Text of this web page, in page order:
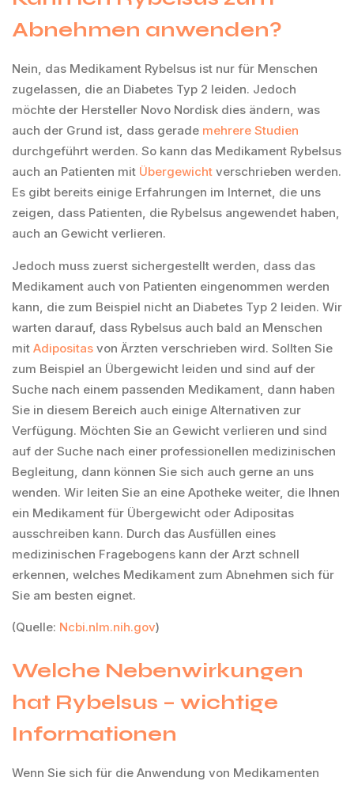
Abnehmen anwenden?
Nein, das Medikament Rybelsus ist nur für Menschen
zugelassen, die an Diabetes Typ 2 leiden. Jedoch
möchte der Hersteller Novo Nordisk dies ändern, was
auch der Grund ist, dass gerade mehrere Studien
durchgeführt werden. So kann das Medikament Rybelsus
auch an Patienten mit Übergewicht verschrieben werden.
Es gibt bereits einige Erfahrungen im Internet, die uns
zeigen, dass Patienten, die Rybelsus angewendet haben,
auch an Gewicht verlieren.
Jedoch muss zuerst sichergestellt werden, dass das
Medikament auch von Patienten eingenommen werden
kann, die zum Beispiel nicht an Diabetes Typ 2 leiden. Wir
warten darauf, dass Rybelsus auch bald an Menschen
mit Adipositas von Ärzten verschrieben wird. Sollten Sie
zum Beispiel an Übergewicht leiden und sind auf der
Suche nach einem passenden Medikament, dann haben
Sie in diesem Bereich auch einige Alternativen zur
Verfügung. Möchten Sie an Gewicht verlieren und sind
auf der Suche nach einer professionellen medizinischen
Begleitung, dann können Sie sich auch gerne an uns
wenden. Wir leiten Sie an eine Apotheke weiter, die Ihnen
ein Medikament für Übergewicht oder Adipositas
ausschreiben kann. Durch das Ausfüllen eines
medizinischen Fragebogens kann der Arzt schnell
erkennen, welches Medikament zum Abnehmen sich für
Sie am besten eignet.
(Quelle: Ncbi.nlm.nih.gov)
Welche Nebenwirkungen
hat Rybelsus – wichtige
Informationen
Wenn Sie sich für die Anwendung von Medikamenten